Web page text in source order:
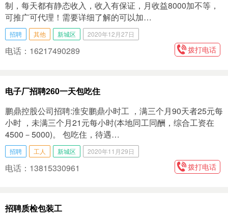
制，每天都有静态收入，收入有保证，月收益8000加不等，
可推广可代理！需要详细了解的可以加…
招聘 其他 新城区 2020年12月27日
电话：16217490289 拨打电话
电子厂招聘260一天包吃住
鹏鼎控股公司招聘:淮安鹏鼎小时工 ，满三个月90天者25元每
小时 ，未满三个月21元每小时(本地同工同酬，综合工资在
4500－5000)。 包吃住，待遇…
招聘 工人 新城区 2020年11月29日
电话：13815330961 拨打电话
招聘质检包装工